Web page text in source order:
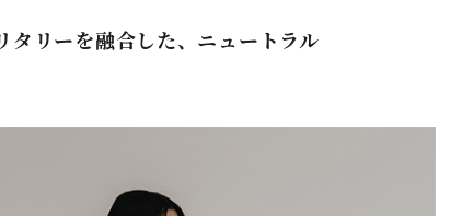
リーを融合した、ニュートラル